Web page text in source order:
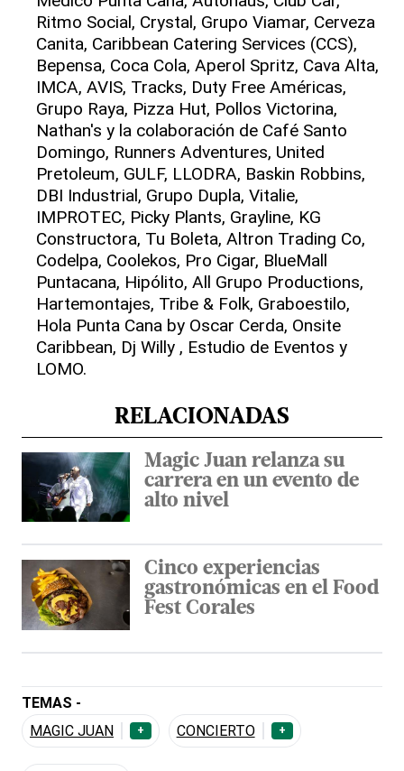
Ritmo Social, Crystal, Grupo Viamar, Cerveza
Canita, Caribbean Catering Services (CCS),
Bepensa, Coca Cola, Aperol Spritz, Cava Alta,
IMCA, AVIS, Tracks, Duty Free Américas,
Grupo Raya, Pizza Hut, Pollos Victorina,
Nathan's y la colaboración de Café Santo
Domingo, Runners Adventures, United
Pretoleum, GULF, LLODRA, Baskin Robbins,
DBI Industrial, Grupo Dupla, Vitalie,
IMPROTEC, Picky Plants, Grayline, KG
Constructora, Tu Boleta, Altron Trading Co,
Codelpa, Coolekos, Pro Cigar, BlueMall
Puntacana, Hipólito, All Grupo Productions,
Hartemontajes, Tribe & Folk, Graboestilo,
Hola Punta Cana by Oscar Cerda, Onsite
Caribbean, Dj Willy , Estudio de Eventos y
LOMO.
RELACIONADAS
Magic Juan relanza su
carrera en un evento de
alto nivel
Cinco experiencias
gastronómicas en el Food
Fest Corales
TEMAS -
MAGIC JUAN
+ CONCIERTO +